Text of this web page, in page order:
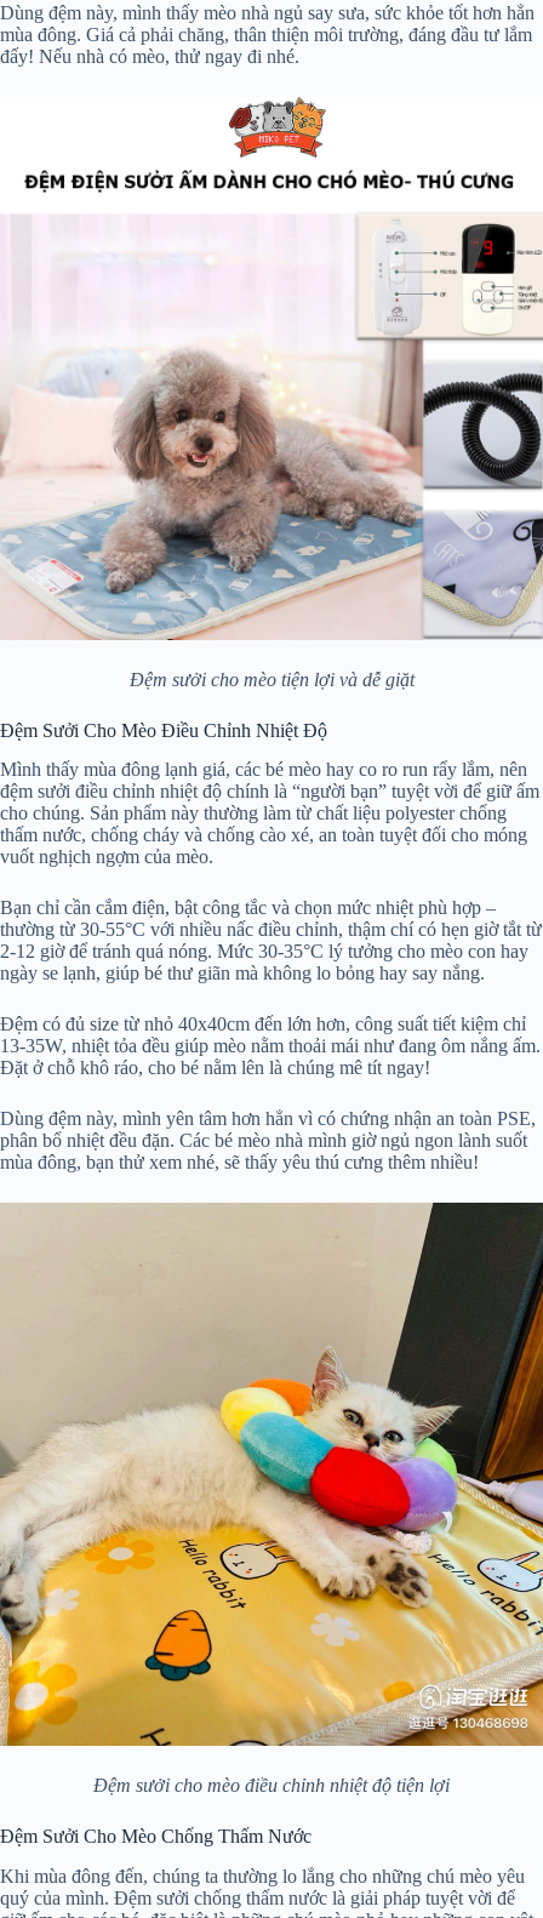
Dùng đệm này, mình thấy mèo nhà ngủ say sưa, sức khỏe tốt hơn hẳn
mùa đông. Giá cả phải chăng, thân thiện môi trường, đáng đầu tư lắm
đấy! Nếu nhà có mèo, thử ngay đi nhé.
Đệm sưởi cho mèo tiện lợi và dễ giặt
Đệm Sưởi Cho Mèo Điều Chỉnh Nhiệt Độ
Mình thấy mùa đông lạnh giá, các bé mèo hay co ro run rẩy lắm, nên
đệm sưởi điều chỉnh nhiệt độ chính là “người bạn” tuyệt vời để giữ ấm
cho chúng. Sản phẩm này thường làm từ chất liệu polyester chống
thấm nước, chống cháy và chống cào xé, an toàn tuyệt đối cho móng
vuốt nghịch ngợm của mèo.
Bạn chỉ cần cắm điện, bật công tắc và chọn mức nhiệt phù hợp –
thường từ 30-55°C với nhiều nấc điều chỉnh, thậm chí có hẹn giờ tắt từ
2-12 giờ để tránh quá nóng. Mức 30-35°C lý tưởng cho mèo con hay
ngày se lạnh, giúp bé thư giãn mà không lo bỏng hay say nắng.
Đệm có đủ size từ nhỏ 40x40cm đến lớn hơn, công suất tiết kiệm chỉ
13-35W, nhiệt tỏa đều giúp mèo nằm thoải mái như đang ôm nắng ấm.
Đặt ở chỗ khô ráo, cho bé nằm lên là chúng mê tít ngay!
Dùng đệm này, mình yên tâm hơn hẳn vì có chứng nhận an toàn PSE,
phân bổ nhiệt đều đặn. Các bé mèo nhà mình giờ ngủ ngon lành suốt
mùa đông, bạn thử xem nhé, sẽ thấy yêu thú cưng thêm nhiều!
Đệm sưởi cho mèo điều chỉnh nhiệt độ tiện lợi
Đệm Sưởi Cho Mèo Chống Thấm Nước
Khi mùa đông đến, chúng ta thường lo lắng cho những chú mèo yêu
quý của mình. Đệm sưởi chống thấm nước là giải pháp tuyệt vời để